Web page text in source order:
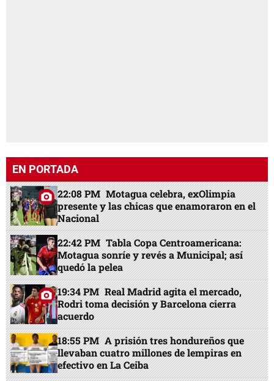
EN PORTADA
22:08 PM Motagua celebra, exOlimpia
presente y las chicas que enamoraron en el
Nacional
22:42 PM Tabla Copa Centroamericana:
Motagua sonríe y revés a Municipal; así
quedó la pelea
19:34 PM Real Madrid agita el mercado,
Rodri toma decisión y Barcelona cierra
acuerdo
18:55 PM A prisión tres hondureños que
llevaban cuatro millones de lempiras en
efectivo en La Ceiba